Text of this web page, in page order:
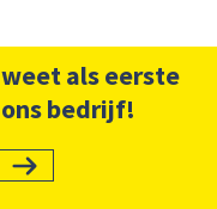
weet als eerste
bedrijf!